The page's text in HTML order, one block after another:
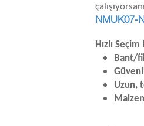
NMUK07-
Hızlı
Bant/
Uzun,